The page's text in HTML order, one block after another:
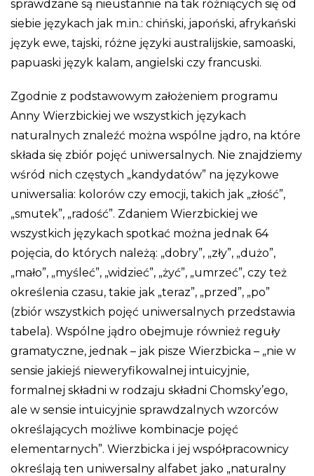
sprawdzane są nieustannie na tak różniących się od
siebie językach jak m.in.: chiński, japoński, afrykański
język ewe, tajski, różne języki australijskie, samoaski,
papuaski język kalam, angielski czy francuski.
Zgodnie z podstawowym założeniem programu
Anny Wierzbickiej we wszystkich językach
naturalnych znaleźć można wspólne jądro, na które
składa się zbiór pojęć uniwersalnych. Nie znajdziemy
wśród nich częstych „kandydatów” na językowe
uniwersalia: kolorów czy emocji, takich jak „złość”,
„smutek”, „radość”. Zdaniem Wierzbickiej we
wszystkich językach spotkać można jednak 64
pojęcia, do których należą: „dobry”, „zły”, „dużo”,
„mało”, „myśleć”, „widzieć”, „żyć”, „umrzeć”, czy też
określenia czasu, takie jak „teraz”, „przed”, „po”
(zbiór wszystkich pojęć uniwersalnych przedstawia
tabela). Wspólne jądro obejmuje również reguły
gramatyczne, jednak – jak pisze Wierzbicka – „nie w
sensie jakiejś nieweryfikowalnej intuicyjnie,
formalnej składni w rodzaju składni Chomsky’ego,
ale w sensie intuicyjnie sprawdzalnych wzorców
określających możliwe kombinacje pojęć
elementarnych”. Wierzbicka i jej współpracownicy
określają ten uniwersalny alfabet jako „naturalny